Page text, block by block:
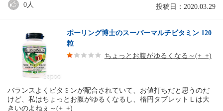
投稿日：2020.03.29
0 人
ポーリング博士のスーパーマルチビタミン 120
粒
ちょっとお腹がゆるくなる～(+_+)
バランスよくビタミンが配合されていて、お値打ちだと思うのだ
けど、私はちょっとお腹がゆるくなるし、楕円タブレットＬは大
きいのよねぇ～(+_+)